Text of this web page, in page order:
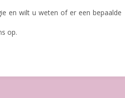
en wilt u weten of er een bepaalde
op.